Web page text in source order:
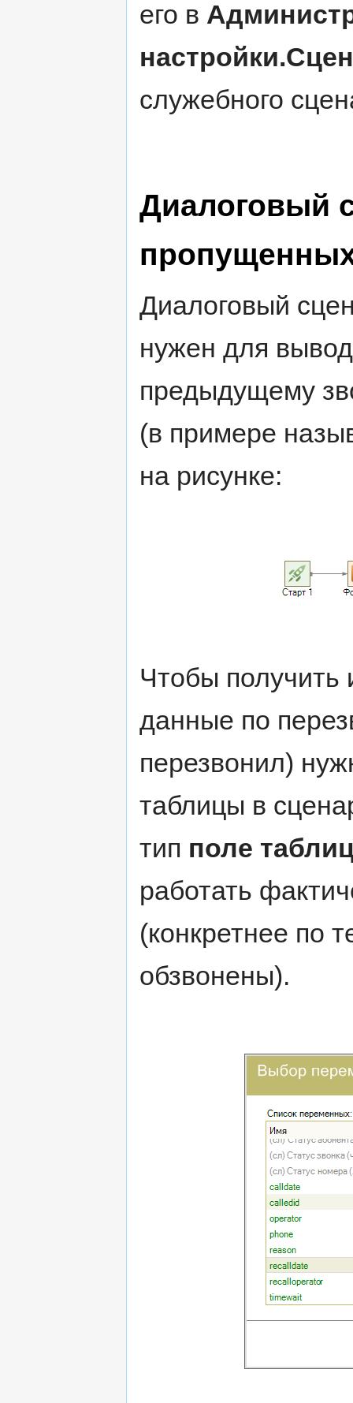
его в
служебного
Диалоговый
Диалоговый
нужен для
предыдущему
(в примере
на рисунке:
Чтобы
данные по
перезвонил)
таблицы в
тип поле
работать
(конкретнее по
обзвонены).